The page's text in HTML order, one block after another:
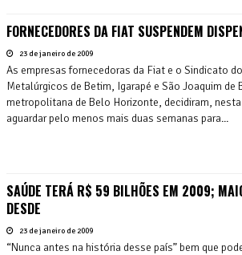
FORNECEDORES DA FIAT SUSPENDEM
23 de janeiro de 2009
As empresas fornecedoras da Fiat e o Sindicato
Metalúrgicos de Betim, Igarapé e São Joaquim de
metropolitana de Belo Horizonte, decidiram,
aguardar pelo menos mais duas semanas para...
SAÚDE TERÁ R$ 59 BILHÕES EM 2009;
DESDE
23 de janeiro de 2009
“Nunca antes na história desse país” bem que